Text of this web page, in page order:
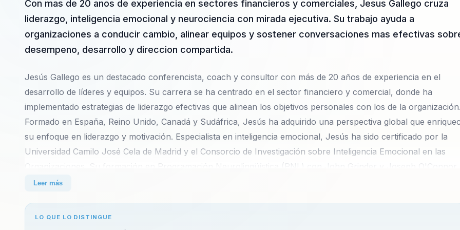
Con mas de 20 anos de experiencia en sectores financieros y comerciales, Jesus Gallego cruza
liderazgo, inteligencia emocional y neurociencia con mirada ejecutiva. Su trabajo ayuda a
organizaciones a conducir cambio, alinear equipos y sostener conversaciones mas efectivas
desempeno, desarrollo y direccion compartida.
Jesús Gallego es un destacado conferencista, coach y consultor con más de 20 años de experiencia en el
desarrollo de líderes y equipos. Su carrera se ha centrado en el sector financiero y comercial, donde ha
implementado estrategias de liderazgo efectivas que alinean los objetivos personales con los de la organización.
Formado en España, Reino Unido, Canadá y Sudáfrica, Jesús ha adquirido una perspectiva global que
su enfoque en liderazgo y motivación. Especialista en inteligencia emocional, Jesús ha sido certificado por la
Universidad Camilo José Cela de Madrid y el Consorcio de Investigación sobre Inteligencia Emocional en las
Organizaciones. Su formación en Programación Neurolingüística (PNL) con John Grinder y Joseph O'Connor,
así como en manejo emocional con el Dr. Greenberg, le permite ofrecer herramientas prácticas y novedosas
internacional que ha colaborado con algunas de las empresas más importantes de México y Latinoamérica. Ha
Leer más
LO QUE LO DISTINGUE